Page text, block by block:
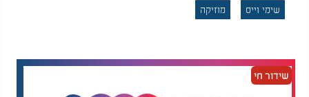
שימי וייס מוזיקה
שידור חי